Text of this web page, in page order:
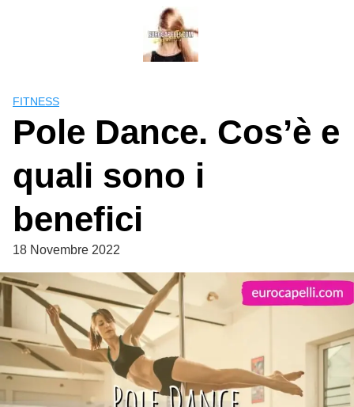
FITNESS
Pole Dance. Cos’è e
quali sono i
benefici
18 Novembre 2022